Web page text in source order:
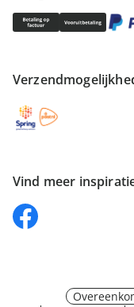
Vind meer